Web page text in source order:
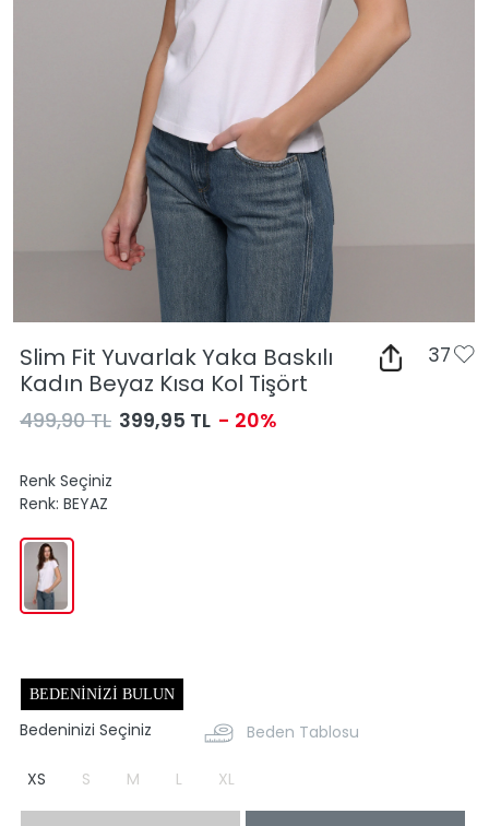
Slim Fit Yuvarlak Yaka Baskılı
Kadın Beyaz Kısa Kol Tişört
37
499,90 TL 399,95 TL - 20%
Renk Seçiniz
Renk: BEYAZ
BEDENINIZI BULUN
Bedeninizi Seçiniz Beden Tablosu
XS S M L XL